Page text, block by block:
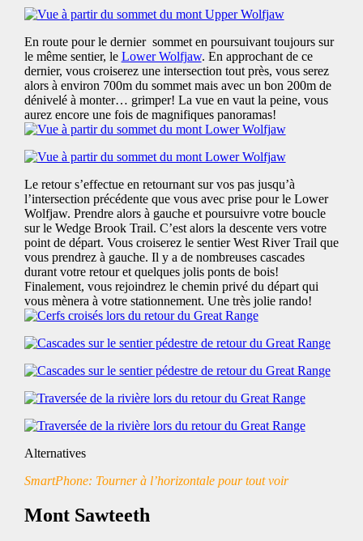
En route pour le dernier sommet en poursuivant toujours sur
le même sentier, le Lower Wolfjaw. En approchant de ce
dernier, vous croiserez une intersection tout près, vous serez
alors à environ 700m du sommet mais avec un bon 200m de
dénivelé à monter… grimper! La vue en vaut la peine, vous
aurez encore une fois de magnifiques panoramas!
Le retour s’effectue en retournant sur vos pas jusqu’à
l’intersection précédente que vous avec prise pour le Lower
Wolfjaw. Prendre alors à gauche et poursuivre votre boucle
sur le Wedge Brook Trail. C’est alors la descente vers votre
point de départ. Vous croiserez le sentier West River Trail que
vous prendrez à gauche. Il y a de nombreuses cascades
durant votre retour et quelques jolis ponts de bois!
Finalement, vous rejoindrez le chemin privé du départ qui
vous mènera à votre stationnement. Une très jolie rando!
Alternatives
SmartPhone: Tourner à l’horizontale pour tout voir
Mont Sawteeth